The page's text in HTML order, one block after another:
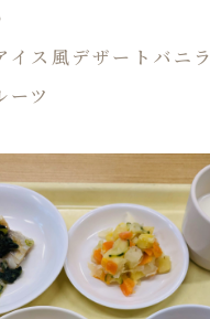
ス風デザートバニラ
ツ